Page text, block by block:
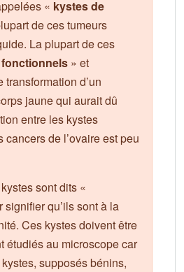
« kystes de
de ces tumeurs
La plupart de ces
fonctionnels » et
transformation d’un
jaune qui aurait dû
entre les kystes
de l’ovaire est peu
sont dits «
signifier qu’ils sont à la
Ces kystes doivent être
étudiés au microscope car
supposés bénins,